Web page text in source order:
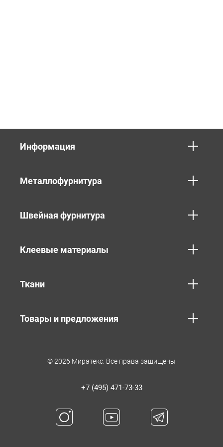
Информация
Металлофурнитура
Швейная фурнитура
Клеевые материалы
Ткани
Товары и предложения
© 2026 Миратекс. Все права защищены
+7 (495) 471-73-33